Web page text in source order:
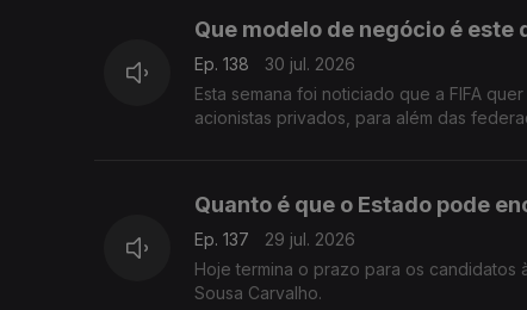
Que modelo de negócio é este
Ep. 138
30 jul. 2026
Esta semana foi noticiado que a FIFA
acionistas privados, para além das
Quanto é que o Estado pode
Ep. 137
29 jul. 2026
Hoje termina o prazo para os candidatos
Sousa Carvalho.